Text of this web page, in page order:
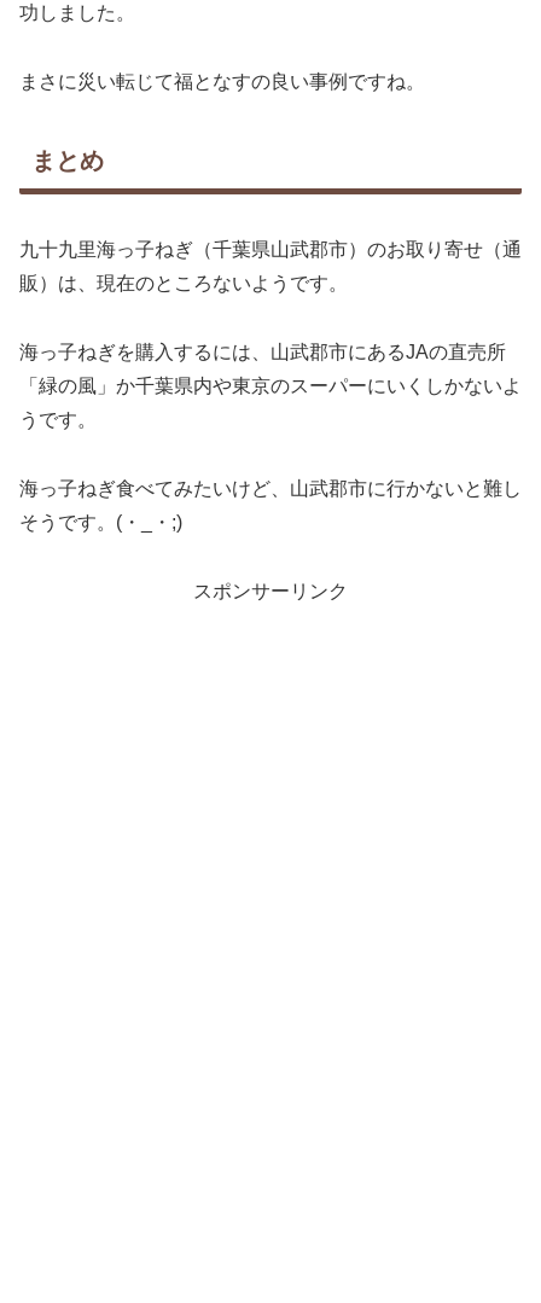
功しました。
まさに災い転じて福となすの良い事例ですね。
まとめ
九十九里海っ子ねぎ（千葉県山武郡市）のお取り寄せ（通
販）は、現在のところないようです。
海っ子ねぎを購入するには、山武郡市にあるJAの直売所
「緑の風」か千葉県内や東京のスーパーにいくしかないよ
うです。
海っ子ねぎ食べてみたいけど、山武郡市に行かないと難し
そうです。(・_・;)
スポンサーリンク